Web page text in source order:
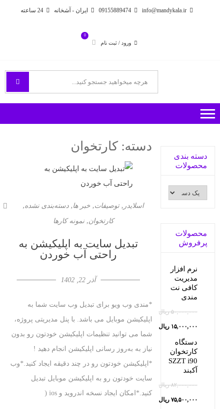
info@mandykala.ir
09155889474 ایران - آشخانه
ورود / ثبت نام
0
فروشگاه اینترنتی مندی
دسته:کارتخوان
اسلایدر ,توصیفات, خبر ها , دسته‌بندی نشده,
کارتخوان,نمونه کارها
تبدیل سایت به اپلیکیشن به
راحتی آب خوردن
آذر 22, 1402
*مندی وب ویو برای تبدیل وب سایت شما به
اپلیکیشن موبایل می باشد. با پنل مدیریتی پروژه،
شما می توانید تنظیمات اپلیکیشن خودتون رو بدون
نیاز به به‌روز رسانی اپلیکیشن انجام دهید !
*اپلیکیشن خودتون رو در چند دقیقه ایجاد کنید.*وب
سایت خودتون رو به اپلیکیشن موبایل تبدیل
کنید.*امکان ایجاد نسخه اندروید و ios (
دسته بندی
محصولات
محصولات
پرفروش
نرم افزار
مدیریت
کافی نت
مندی
۵۰,۰۰۰,۰۰۰ ریال
قیمت
اصلی:
بود.
۱۵,۰۰۰,۰۰۰ ریال
قیمت
فعلی:
۱۵,۰۰۰,۰۰۰ ریال.
دستگاه
کارتخوان
SZZT i90
آکبند
۸۲,۰۰۰,۰۰۰ ریال
قیمت
۷۵,۵۰۰,۰۰۰ ریال